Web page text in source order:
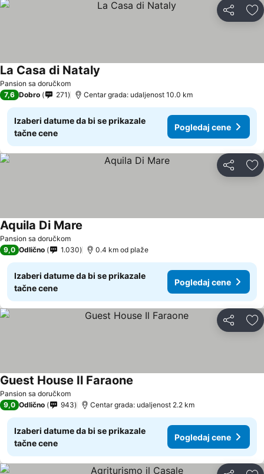
Deli
Pansion sa doručkom
La Casa di Nataly
7,6 Dobro 271 Centar grada: udaljenost 10.0 km
Izaberi datume da bi se prikazale
tačne cene
Pogledaj cene
Deli
Pansion sa doručkom
Aquila Di Mare
9,0 Odlično 1.030 0.4 km od plaže
Izaberi datume da bi se prikazale
tačne cene
Pogledaj cene
Deli
Pansion sa doručkom
Guest House Il Faraone
9,0 Odlično 943 Centar grada: udaljenost 2.2 km
Izaberi datume da bi se prikazale
tačne cene
Pogledaj cene